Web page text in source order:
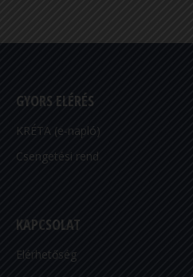
GYORS ELÉRÉS
KRÉTA (e-napló)
Csengetési rend
KAPCSOLAT
Elérhetőség